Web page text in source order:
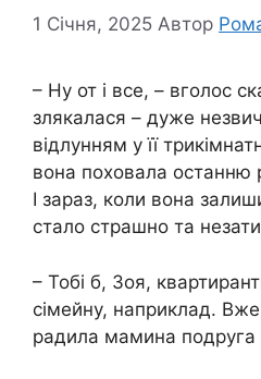
1 Січня, 2025 Автор
– Ну от і все, – вголос
злякалася – дуже
відлунням у її
вона поховала
І зараз, коли вона
стало страшно та
– Тобі б, Зоя,
сімейну, наприклад.
радила мамина подруга